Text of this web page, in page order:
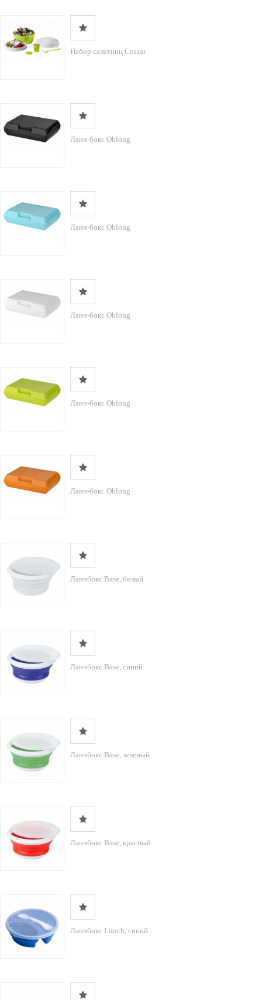
Набор салатниц Ceasar
Ланч-бокс Oblong
Ланч-бокс Oblong
Ланч-бокс Oblong
Ланч-бокс Oblong
Ланч-бокс Oblong
Ланчбокс Base, белый
Ланчбокс Base, синий
Ланчбокс Base, зеленый
Ланчбокс Base, красный
Ланчбокс Lunch, синий